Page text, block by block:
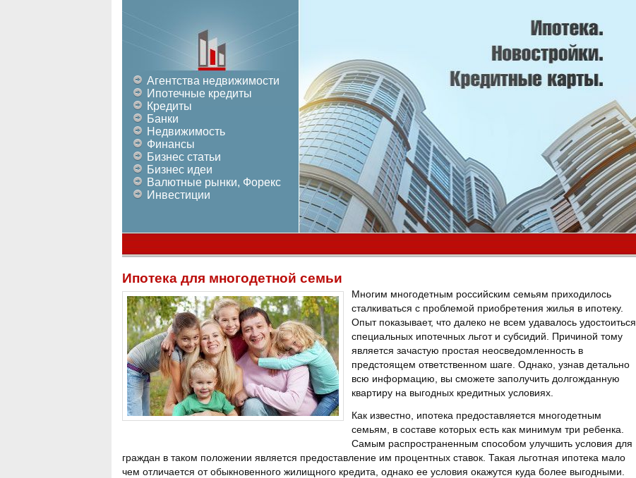
Агентства недвижимости
Ипотечные кредиты
Кредиты
Банки
Недвижимость
Финансы
Бизнес статьи
Бизнес идеи
Валютные рынки, Форекс
Инвестиции
Ипотека для многодетной семьи
Многим многодетным российским семьям приходилось
сталкиваться с проблемой приобретения жилья в ипотеку.
Опыт показывает, что далеко не всем удавалось удостоиться
специальных ипотечных льгот и субсидий. Причиной тому
является зачастую простая неосведомленность в
предстоящем ответственном шаге. Однако, узнав детально
всю информацию, вы сможете заполучить долгожданную
квартиру на выгодных кредитных условиях.
Как известно, ипотека предоставляется многодетным
семьям, в составе которых есть как минимум три ребенка.
Самым распространенным способом улучшить условия для
граждан в таком положении является предоставление им процентных ставок. Такая льготная ипотека мало
чем отличается от обыкновенного жилищного кредита, однако ее условия окажутся куда более выгодными.